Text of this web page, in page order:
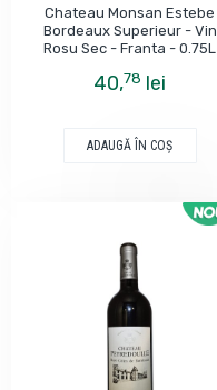
Chateau Monsan Estebe
Bordeaux Superieur - Vin
Rosu Sec - Franta - 0.75L
40,78 lei
ADAUGĂ ÎN COŞ